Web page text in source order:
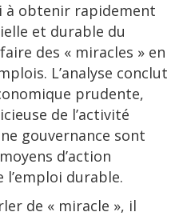
à obtenir rapidement
et durable du
des « miracles » en
L’analyse conclut
prudente,
de l’activité
gouvernance sont
d’action
durable.
de « miracle », il